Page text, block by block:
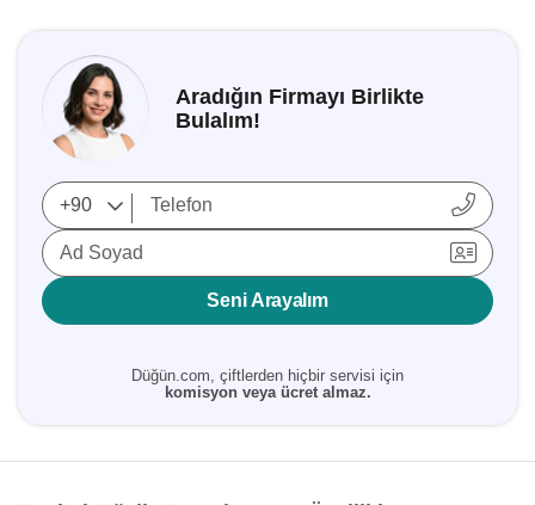
Aradığın Firmayı Birlikte
Bulalım!
Ad Soyad
Seni Arayalım
Düğün.com, çiftlerden hiçbir servisi için
komisyon veya ücret almaz.